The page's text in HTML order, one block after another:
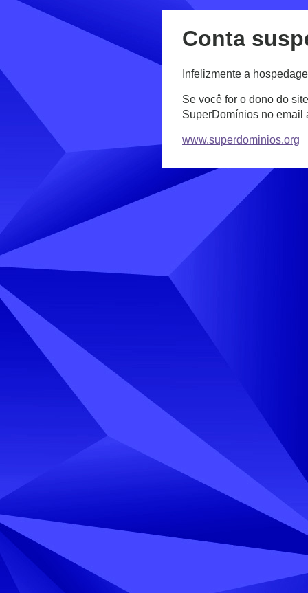
Conta
Infelizmente a
Se você for o dono do
SuperDomínios no email
www.superdominios.org